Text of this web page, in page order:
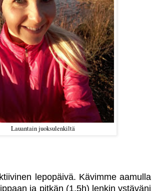
Lauantain juoksulenkiltä
lepopäivä. Kävimme aamulla
ja pitkän (1,5h) lenkin ystäväni